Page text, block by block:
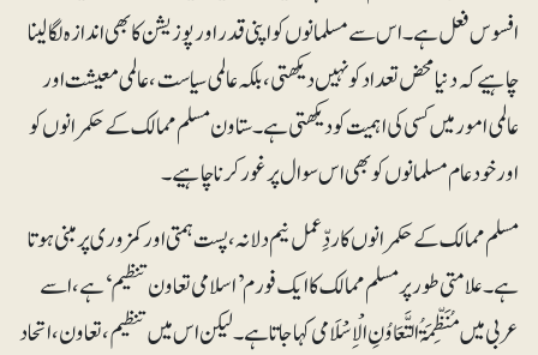
افسوس فعل ہے۔ اس سے مسلمانوں کو اپنی قدراور پوزیشن کا بھی اندازہ لگالینا
چاہیے کہ دنیا محض تعداد کو نہیں دیکھتی، بلکہ عالمی سیاست ،عالمی معیشت اور
عالمی امور میں کسی کی اہمیت کو دیکھتی ہے۔ستاون مسلم ممالک کے حکمرانوں کو
اور خود عام مسلمانوں کو بھی اس سوال پر غور کرنا چاہیے۔
مسلم ممالک کے حکمرانوں کا ردِّعمل نیم دلانہ ،پست ہمتی اور کمزوری پر مبنی ہوتا
ہے۔ علامتی طور پر مسلم ممالک کا ایک فورم ’اسلامی تعاون تنظیم‘ ہے، اسے
عربی میں مُنَظِّمَۃُ التَّعَاوُنِ الْاِسْلَامی کہاجاتا ہے۔لیکن اس میں تنظیم ، تعاون ، اتحاد